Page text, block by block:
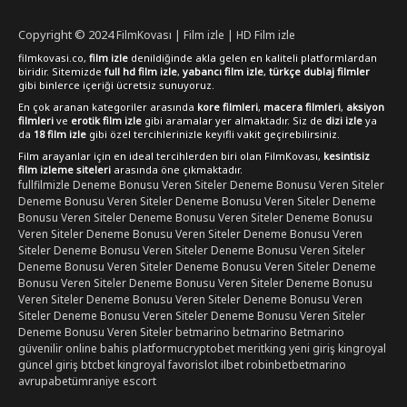
Copyright © 2024FilmKovası | Film izle | HD Film izle
filmkovasi.co, film izle denildiğinde akla gelen en kaliteli platformlardan
biridir. Sitemizde full hd film izle, yabancı film izle, türkçe dublaj filmler
gibi binlerce içeriği ücretsiz sunuyoruz.
En çok aranan kategoriler arasında kore filmleri, macera filmleri, aksiyon
filmleri ve erotik film izle gibi aramalar yer almaktadır. Siz de dizi izle ya
da 18 film izle gibi özel tercihlerinizle keyifli vakit geçirebilirsiniz.
Film arayanlar için en ideal tercihlerden biri olan FilmKovası, kesintisiz
film izleme siteleri arasında öne çıkmaktadır.
fullfilmizle Deneme Bonusu Veren SitelerDeneme Bonusu Veren Siteler
Deneme Bonusu Veren SitelerDeneme Bonusu Veren SitelerDeneme
Bonusu Veren SitelerDeneme Bonusu Veren SitelerDeneme Bonusu
Veren SitelerDeneme Bonusu Veren SitelerDeneme Bonusu Veren
SitelerDeneme Bonusu Veren SitelerDeneme Bonusu Veren Siteler
Deneme Bonusu Veren SitelerDeneme Bonusu Veren SitelerDeneme
Bonusu Veren SitelerDeneme Bonusu Veren SitelerDeneme Bonusu
Veren SitelerDeneme Bonusu Veren SitelerDeneme Bonusu Veren
SitelerDeneme Bonusu Veren SitelerDeneme Bonusu Veren Siteler
Deneme Bonusu Veren Sitelerbetmarino betmarino Betmarino
güvenilir online bahis platformucryptobetmeritking yeni girişkingroyal
güncel girişbtcbetkingroyal favorislotilbetrobinbetbetmarino
avrupabetümraniye escort